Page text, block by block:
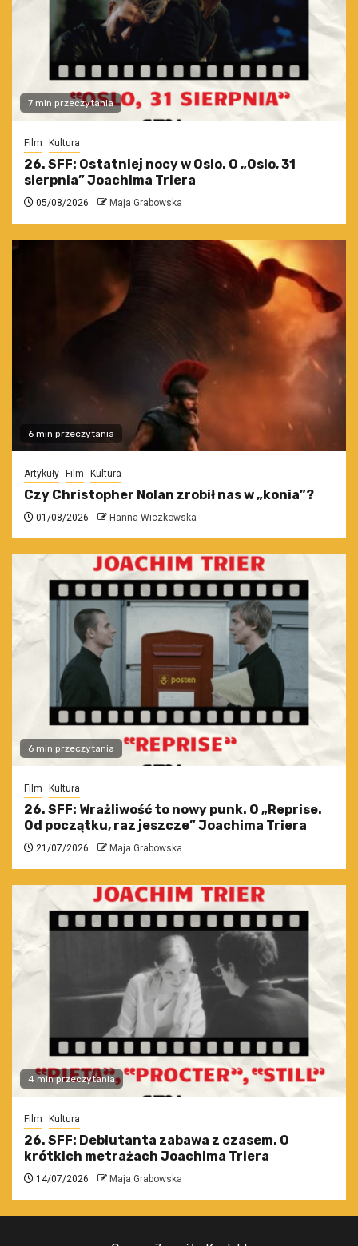
7 min przeczytania
Film Kultura
26. SFF: Ostatniej nocy w Oslo. O „Oslo, 31
sierpnia” Joachima Triera
05/08/2026 Maja Grabowska
6 min przeczytania
Artykuły Film Kultura
Czy Christopher Nolan zrobił nas w „konia”?
01/08/2026 Hanna Wiczkowska
6 min przeczytania
Film Kultura
26. SFF: Wrażliwość to nowy punk. O „Reprise.
Od początku, raz jeszcze” Joachima Triera
21/07/2026 Maja Grabowska
4 min przeczytania
Film Kultura
26. SFF: Debiutanta zabawa z czasem. O
krótkich metrażach Joachima Triera
14/07/2026 Maja Grabowska